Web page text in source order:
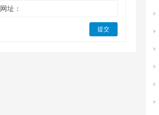
网址：
提交